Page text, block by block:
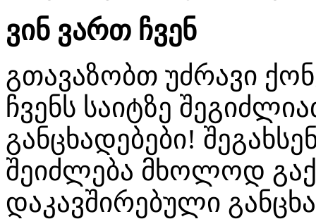
ვინ ვართ ჩვენ
გთავაზობთ უძრავი
ჩვენს საიტზე
განცხადებები!
შეიძლება მხოლოდ
დაკავშირებული